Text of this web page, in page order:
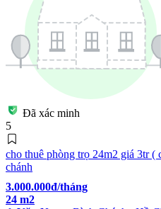
Đã xác minh
5
cho thuê phòng trọ 24m2 giá 3tr
chánh
3.000.000đ/tháng
24 m2